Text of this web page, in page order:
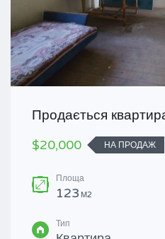
Продається
$20,000
НА ПРОДАЖ
Площа
123 М2
Тип